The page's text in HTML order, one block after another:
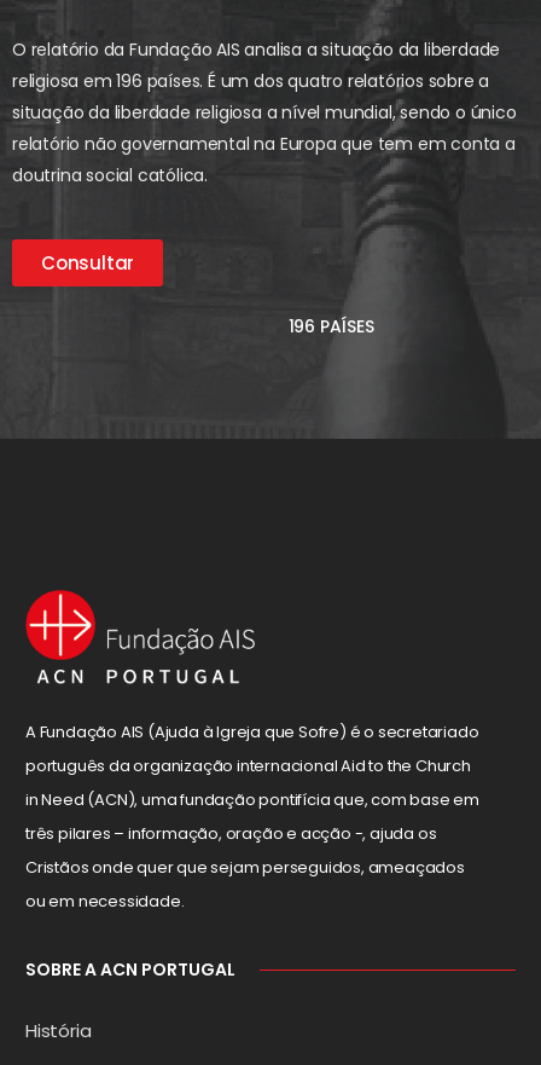
O relatório da Fundação AIS analisa a situação da liberdade
religiosa em 196 países. É um dos quatro relatórios sobre a
situação da liberdade religiosa a nível mundial, sendo o único
relatório não governamental na Europa que tem em conta a
doutrina social católica.
Consultar
196 PAÍSES
A Fundação AIS (Ajuda à Igreja que Sofre) é o secretariado
português da organização internacional Aid to the Church
in Need (ACN), uma fundação pontifícia que, com base em
três pilares – informação, oração e acção -, ajuda os
Cristãos onde quer que sejam perseguidos, ameaçados
ou em necessidade.
SOBRE A ACN PORTUGAL
História